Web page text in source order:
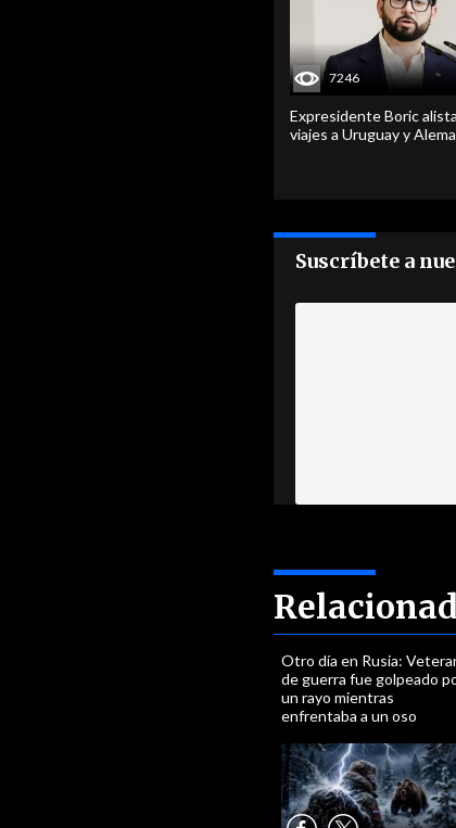
7246
Expresidente Boric
viajes a Uruguay y
Suscríbete a
Otro día en Rusia:
de guerra fue golpeado
un rayo mientras
enfrentaba a un oso